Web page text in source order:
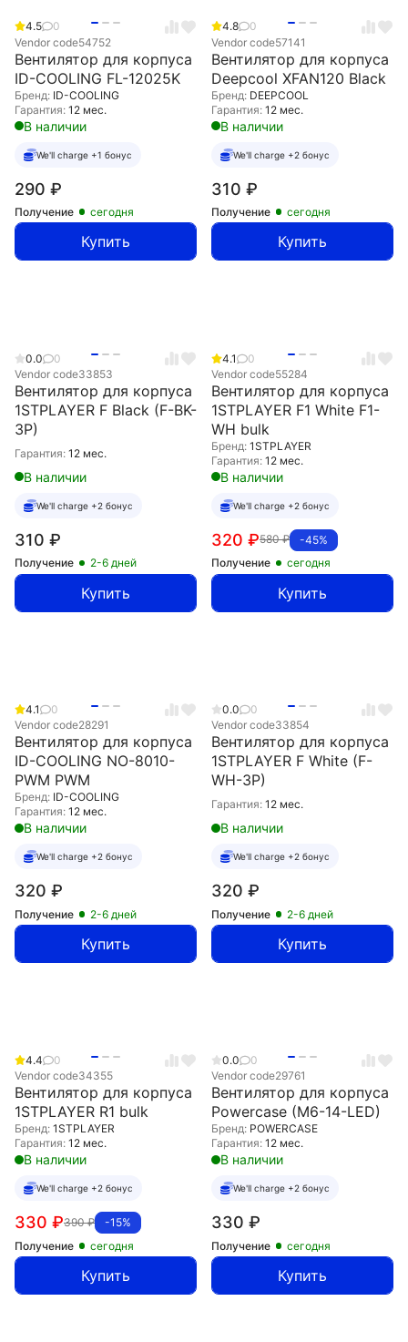
4.5
0
Vendor code54752
Вентилятор для корпуса
ID-COOLING FL-12025K
Бренд: ID-COOLING
Гарантия: 12 мес.
В наличии
We'll charge +1 бонус
290 ₽
Получение сегодня
Купить
4.8
0
Vendor code57141
Вентилятор для корпуса
Deepcool XFAN120 Black
Бренд: DEEPCOOL
Гарантия: 12 мес.
В наличии
We'll charge +2 бонус
310 ₽
Получение сегодня
Купить
0.0
0
Vendor code33853
Вентилятор для корпуса
1STPLAYER F Black (F-BK-
3P)
Гарантия: 12 мес.
В наличии
We'll charge +2 бонус
310 ₽
Получение 2-6 дней
Купить
4.1
0
Vendor code55284
Вентилятор для корпуса
1STPLAYER F1 White F1-
WH bulk
Бренд: 1STPLAYER
Гарантия: 12 мес.
В наличии
We'll charge +2 бонус
-45%
580₽
320 ₽
Получение сегодня
Купить
4.1
0
Vendor code28291
Вентилятор для корпуса
ID-COOLING NO-8010-
PWM PWM
Бренд: ID-COOLING
Гарантия: 12 мес.
В наличии
We'll charge +2 бонус
320 ₽
Получение 2-6 дней
Купить
0.0
0
Vendor code33854
Вентилятор для корпуса
1STPLAYER F White (F-
WH-3P)
Гарантия: 12 мес.
В наличии
We'll charge +2 бонус
320 ₽
Получение 2-6 дней
Купить
4.4
0
Vendor code34355
Вентилятор для корпуса
1STPLAYER R1 bulk
Бренд: 1STPLAYER
Гарантия: 12 мес.
В наличии
We'll charge +2 бонус
-15%
390₽
330 ₽
Получение сегодня
Купить
0.0
0
Vendor code29761
Вентилятор для корпуса
Powercase (M6-14-LED)
Бренд: POWERCASE
Гарантия: 12 мес.
В наличии
We'll charge +2 бонус
330 ₽
Получение сегодня
Купить